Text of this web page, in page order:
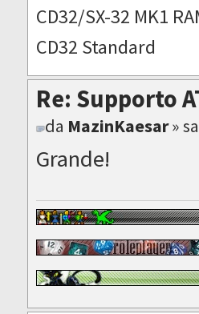
CD32/SX-32 MK1
CD32 Standard
Re: Supporto
da MazinKaesar»
Grande!